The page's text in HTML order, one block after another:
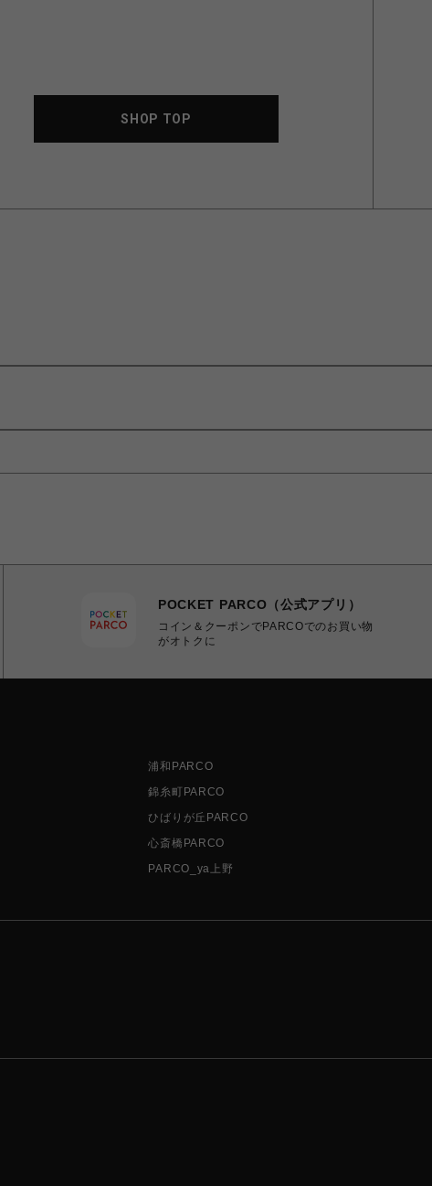
SHOP TOP
POCKET PARCO（公式アプリ）
コイン＆クーポンでPARCOでのお買い物
がオトクに
浦和PARCO
錦糸町PARCO
ひばりが丘PARCO
心斎橋PARCO
PARCO_ya上野